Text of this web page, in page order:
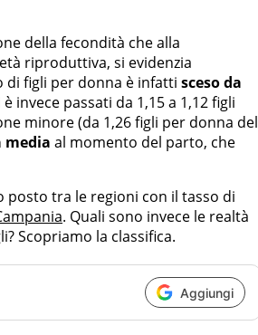
della fecondità che alla
riproduttiva, si evidenzia
figli per donna è infatti sceso da
invece passati da 1,15 a 1,12 figli
minore (da 1,26 figli per donna del
media al momento del parto, che
posto tra le regioni con il tasso di
. Quali sono invece le realtà
Scopriamo la classifica.
Aggiungi